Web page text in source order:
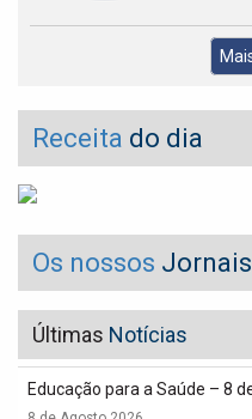
Receita do dia
Os nossos Jornais
Últimas Notícias
Educação para a Saúde – 8